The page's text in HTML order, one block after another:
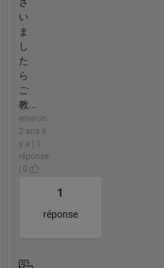
い
ま
し
た
ら
ご
教...
environ
2 ans il
y a | 1
réponse
| 0
1
réponse